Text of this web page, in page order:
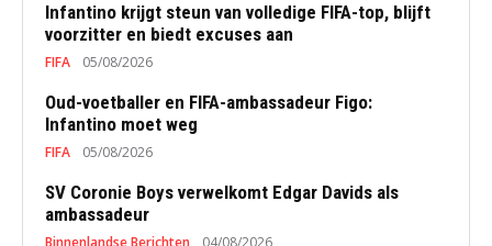
Infantino krijgt steun van volledige FIFA-top, blijft
voorzitter en biedt excuses aan
FIFA 05/08/2026
Oud-voetballer en FIFA-ambassadeur Figo:
Infantino moet weg
FIFA 05/08/2026
SV Coronie Boys verwelkomt Edgar Davids als
ambassadeur
Binnenlandse Berichten 04/08/2026